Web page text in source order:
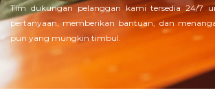
Tim dukungan pelanggan kami tersedia 24/7
pertanyaan, memberikan bantuan, dan
pun yang mungkin timbul.